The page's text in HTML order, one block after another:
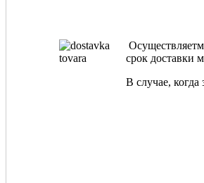
срок доставки
В случае, когда